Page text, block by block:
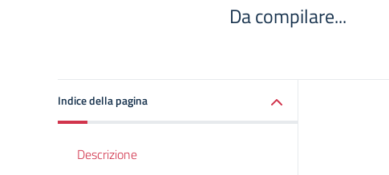
Da compilare...
Indice della pagina
Descrizione